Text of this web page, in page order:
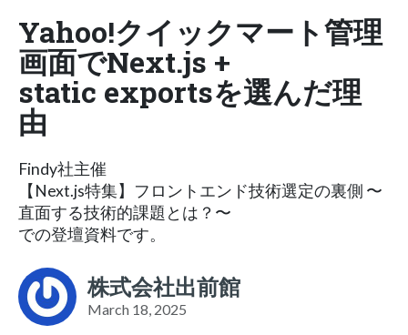
Yahoo!クイックマート管理
画面でNext.js +
static exportsを選んだ理
由
Findy社主催
【Next.js特集】フロントエンド技術選定の裏側 〜
直面する技術的課題とは？〜
での登壇資料です。
株式会社出前館
March 18, 2025